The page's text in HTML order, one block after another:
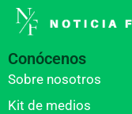
Conócenos
Sobre nosotros
Kit de medios